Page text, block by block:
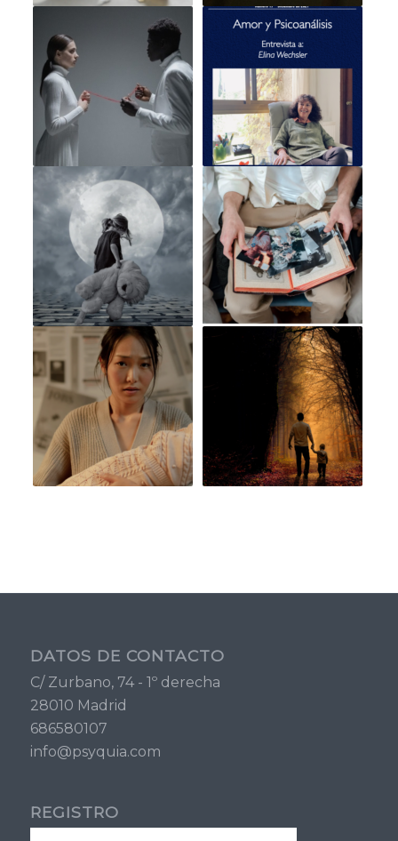
DATOS DE CONTACTO
C/ Zurbano, 74 - 1º derecha
28010 Madrid
686580107
info@psyquia.com
REGISTRO